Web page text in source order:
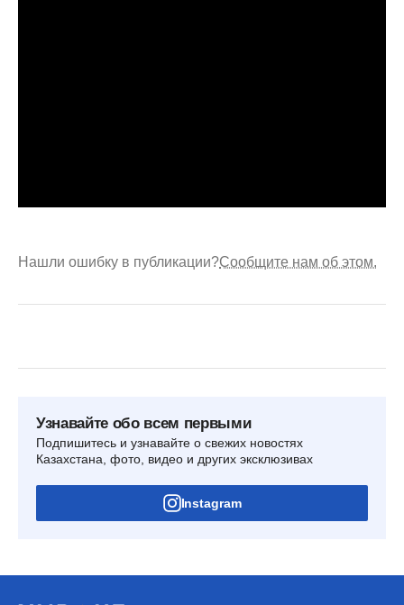
Нашли ошибку в публикации?Сообщите нам об этом.
Узнавайте обо всем первыми
Подпишитесь и узнавайте о свежих новостях
Казахстана, фото, видео и других эксклюзивах
Instagram